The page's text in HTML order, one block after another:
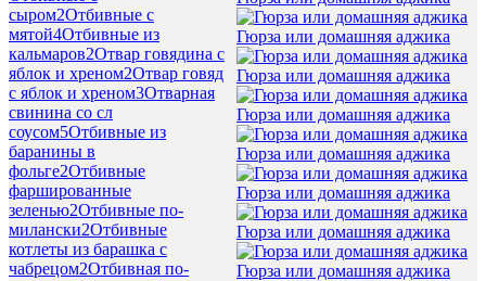
сыром2Отбивные с
мятой4Отбивные из
кальмаров2Отвар говядина с
яблок и хреном2Отвар говяд
с яблок и хреном3Отварная
свинина со сл
соусом5Отбивные из
баранины в
фольге2Отбивные
фаршированные
зеленью2Отбивные по-
милански2Отбивные
котлеты из барашка с
чабрецом2Отбивная по-
Гюрза или домашняя аджика
Гюрза или домашняя аджика
Гюрза или домашняя аджика
Гюрза или домашняя аджика
Гюрза или домашняя аджика
Гюрза или домашняя аджика
Гюрза или домашняя аджика